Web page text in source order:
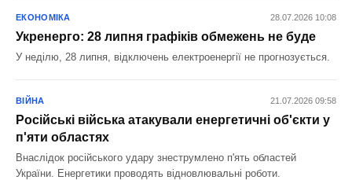
ЕКОНОМІКА 28.07.2026 10:08
Укренерго: 28 липня графіків обмежень не буде
У неділю, 28 липня, відключень електроенергії не прогнозується.
ВІЙНА 21.07.2026 09:58
Російські війська атакували енергетичні об'єкти у
п'яти областях
Внаслідок російського удару знеструмлено п'ять областей
України. Енергетики проводять відновлювальні роботи.